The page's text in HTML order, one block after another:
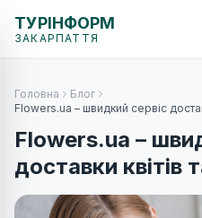
ТУРІНФОРМ
ЗАКАРПАТТЯ
Головна
Блог
Flowers.ua – швидкий сервiс
Flowers.ua –
доставки квітів